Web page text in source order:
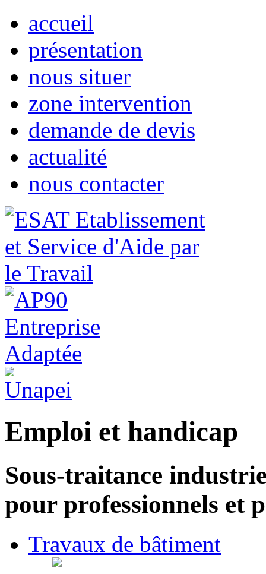
accueil
présentation
nous situer
zone intervention
demande de devis
actualité
nous contacter
Emploi et handicap
Sous-traitance
pour professionnels et
Travaux de bâtiment